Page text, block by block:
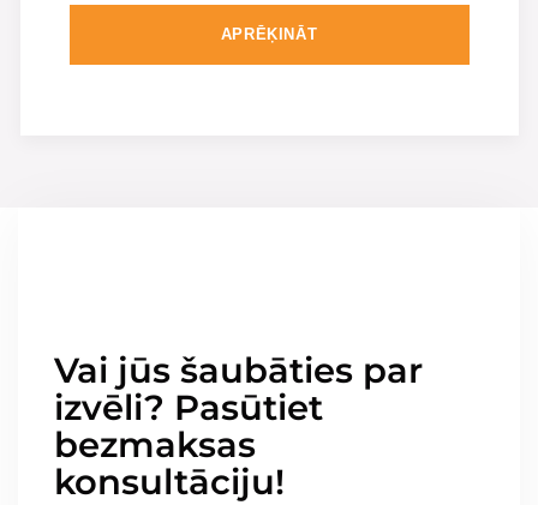
APRĒĶINĀT
Vai jūs šaubāties par
izvēli? Pasūtiet
bezmaksas
konsultāciju!